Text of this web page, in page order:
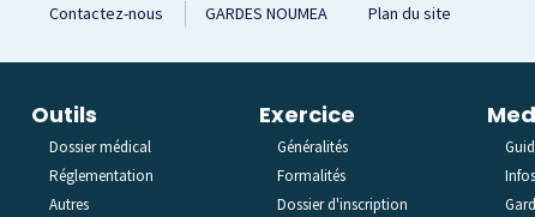
Contactez-nous GARDES NOUMEA Plan du site
Outils
Dossier médical
Réglementation
Autres
Exercice
Généralités
Formalités
Dossier d'inscription